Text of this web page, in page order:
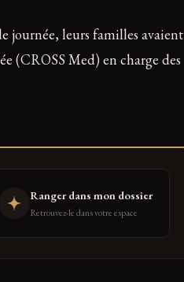
journée, leurs familles avaient
(CROSS Med) en charge des
Ranger dans mon dossier
Retrouvez-le dans votre espace